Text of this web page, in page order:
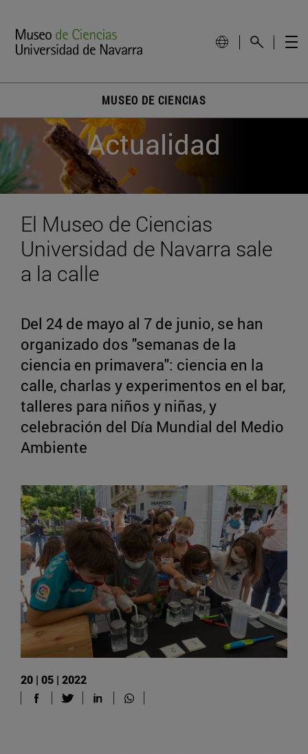
MUSEO DE CIENCIAS
Actualidad
El Museo de Ciencias
Universidad de Navarra sale
a la calle
Del 24 de mayo al 7 de junio, se han
organizado dos "semanas de la
ciencia en primavera": ciencia en la
calle, charlas y experimentos en el bar,
talleres para niños y niñas, y
celebración del Día Mundial del Medio
Ambiente
20 | 05 | 2022